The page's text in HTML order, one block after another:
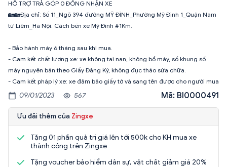
HỖ TRỢ TRẢ GÓP 0 ĐỒNG NHẬN XE
🏡🏡Địa chỉ: Số 11_Ngõ 394 đường MỸ ĐÌNH_Phường Mỹ Đình 1_Quận Nam
từ Liêm_Hà Nội. Cách bến xe Mỹ Đình #1Km.
- Bảo hành máy 6 tháng sau khi mua.
- Cam kết chất lượng xe: xe không tai nạn, không bổ máy, số khung số
máy nguyên bản theo Giấy Đăng Ký, không đục tháo sửa chữa.
- Cam kết pháp lý xe: xe đảm bảo giấy tờ và sang tên được cho người mua
09/01/2023 567 Mã: BI0000491
Ưu đãi thêm của Zingxe
Tặng 01 phần quà trị giá lên tới 500k cho KH mua xe
thành công trên Zingxe
Tặng voucher bảo hiểm dân sự, vật chất giảm giá 20%